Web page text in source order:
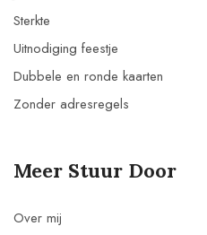
Sterkte
Uitnodiging feestje
Dubbele en ronde kaarten
Zonder adresregels
Meer Stuur Door
Over mij